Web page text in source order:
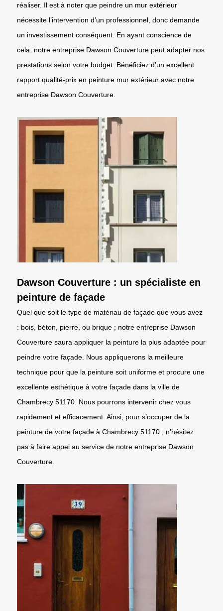
réaliser. Il est à noter que peindre un mur extérieur
nécessite l’intervention d’un professionnel, donc demande
un investissement conséquent. En ayant conscience de
cela, notre entreprise Dawson Couverture peut adapter nos
prestations selon votre budget. Bénéficiez d’un excellent
rapport qualité-prix en peinture mur extérieur avec notre
entreprise Dawson Couverture.
Dawson Couverture : un spécialiste en
peinture de façade
Quel que soit le type de matériau de façade que vous avez
: bois, béton, pierre, ou brique ; notre entreprise Dawson
Couverture saura appliquer la peinture la plus adaptée pour
peindre votre façade. Nous appliquerons la meilleure
technique pour que la peinture soit uniforme et procure une
excellente esthétique à votre façade dans la ville de
Chambrecy 51170. Nous pourrons intervenir chez vous
rapidement et efficacement. Ainsi, pour s’occuper de la
peinture de votre façade à Chambrecy 51170 ; n’hésitez
pas à faire appel au service de notre entreprise Dawson
Couverture.